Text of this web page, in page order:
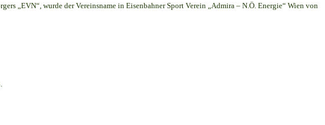
„EVN“, wurde der Vereinsname in Eisenbahner Sport Verein „Admira – N.Ö. Energie“ Wien von